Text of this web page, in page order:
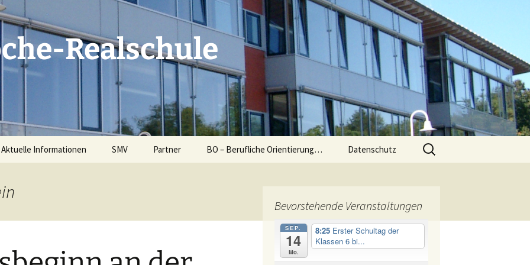
Realschule
Aktuelle Informationen SMV Partner
Bildungspartner
BO – Berufliche Orientierung…
BO Konzept Klasse 5 bis
10
Datenschutz
Suchen
nach:
Bevorstehende Veranstaltungen
SEP.
14
Mo.
8:25 Erster Schultag der
Klassen 6 bi...